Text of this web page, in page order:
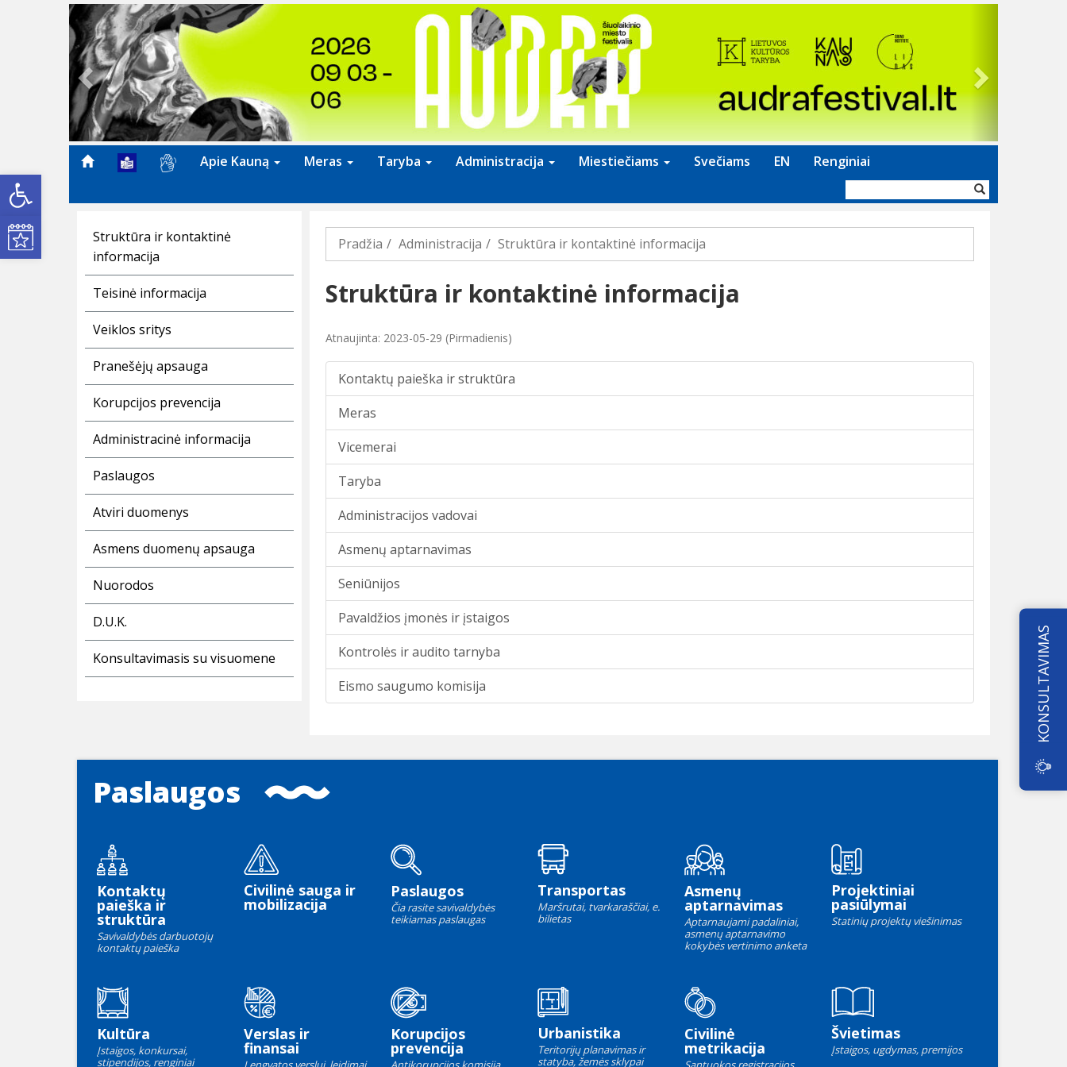
Open toolbar
Kultūros renginiai
Previous
Apie Kauną Meras Taryba Administracija Miestiečiams Svečiams EN Renginiai
forma
Struktūra ir kontaktinė
informacija
Teisinė informacija
Veiklos sritys
Pranešėjų apsauga
Korupcijos prevencija
Administracinė informacija
Paslaugos
Atviri duomenys
Asmens duomenų apsauga
Nuorodos
D.U.K.
Konsultavimasis su visuomene
Pradžia Administracija Struktūra ir kontaktinė informacija
Struktūra ir kontaktinė informacija
Atnaujinta: 2023-05-29 (Pirmadienis)
Kontaktų paieška ir struktūra
Meras
Vicemerai
Taryba
Administracijos vadovai
Asmenų aptarnavimas
Seniūnijos
Pavaldžios įmonės ir įstaigos
Kontrolės ir audito tarnyba
Eismo saugumo komisija
Paslaugos
Kontaktų
paieška ir
struktūra
Savivaldybės darbuotojų
kontaktų paieška
Civilinė sauga ir
mobilizacija
Paslaugos
Čia rasite savivaldybės
teikiamas paslaugas
Transportas
Maršrutai, tvarkaraščiai, e.
bilietas
Asmenų
aptarnavimas
Aptarnaujami padaliniai,
asmenų aptarnavimo
kokybės vertinimo anketa
Projektiniai
pasiūlymai
Statinių projektų viešinimas
Kultūra
Įstaigos, konkursai,
stipendijos, renginiai
Verslas ir
finansai
Korupcijos
prevencija
Urbanistika
Teritorijų planavimas ir
statyba, žemės sklypai
Civilinė
metrikacija
Švietimas
Įstaigos, ugdymas, premijos
KONSULTAVIMAS